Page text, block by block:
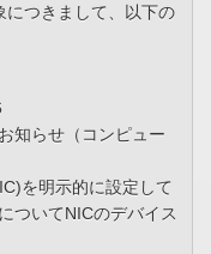
につきまして、以下の
知らせ（コンピュー
を明示的に設定して
ついてNICのデバイス